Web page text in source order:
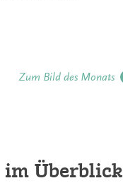
Zum Bild des Monats
Überblick